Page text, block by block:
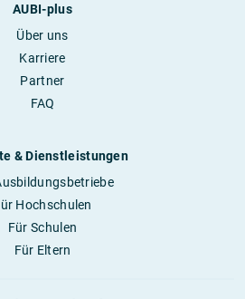
AUBI-plus
Über uns
Karriere
Partner
FAQ
& Dienstleistungen
Hochschulen
Für Schulen
Für Eltern